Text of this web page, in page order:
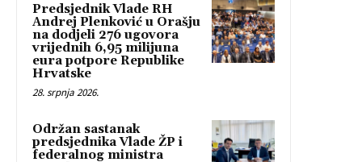
Predsjednik Vlade RH
Andrej Plenković u Orašju
na dodjeli 276 ugovora
vrijednih 6,95 milijuna
eura potpore Republike
Hrvatske
28. srpnja 2026.
Održan sastanak
predsjednika Vlade ŽP i
federalnog ministra